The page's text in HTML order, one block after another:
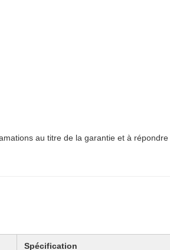
au titre de la garantie et à
Spécification